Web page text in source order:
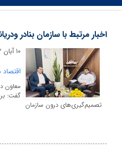
هشدار سطح نارنجی در
اخبار مرتبط با سازمان بنادر
۱۰ آبان ۱۴۰۲ - ۱۹:۴۳
معاون
گفت:
تصمیم‌گیری‌های درون سازمان